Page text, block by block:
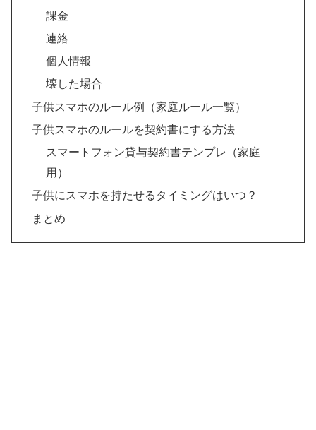
課金
連絡
個人情報
壊した場合
子供スマホのルール例（家庭ルール一覧）
子供スマホのルールを契約書にする方法
スマートフォン貸与契約書テンプレ（家庭
用）
子供にスマホを持たせるタイミングはいつ？
まとめ